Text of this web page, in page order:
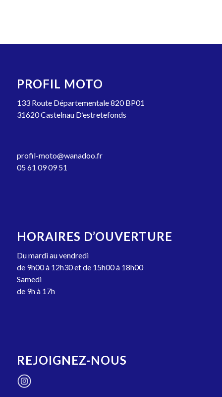
PROFIL MOTO
133 Route Départementale 820 BP01
31620 Castelnau D’estretefonds
profil-moto@wanadoo.fr
05 61 09 09 51
HORAIRES D’OUVERTURE
Du mardi au vendredi
de 9h00 à 12h30 et de 15h00 à 18h00
Samedi
de 9h à 17h
REJOIGNEZ-NOUS